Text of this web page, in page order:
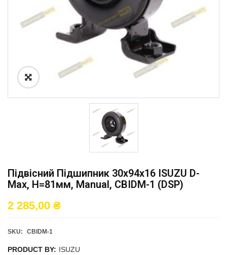
Підвісний Підшипник 30x94x16 ISUZU D-
Max, H=81мм, Manual, CBIDM-1 (DSP)
2 285,00 ₴
SKU: CBIDM-1
PRODUCT BY: ISUZU